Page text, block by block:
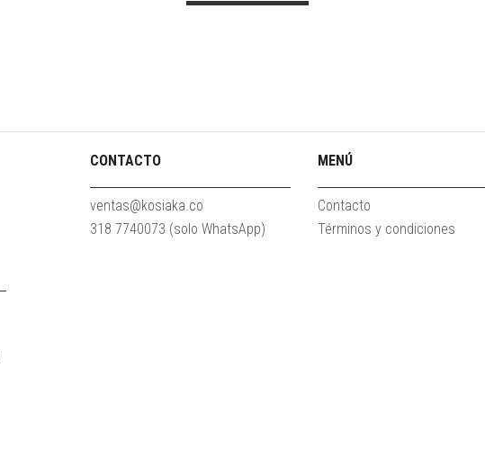
CONTACTO
ventas@kosiaka.co
318 7740073 (solo WhatsApp)
MENÚ
Contacto
Términos y condiciones